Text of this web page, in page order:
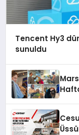
Tencent Hy3
sunuldu